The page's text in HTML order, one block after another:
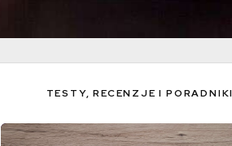
TESTY, RECENZJE I PORADNIKI